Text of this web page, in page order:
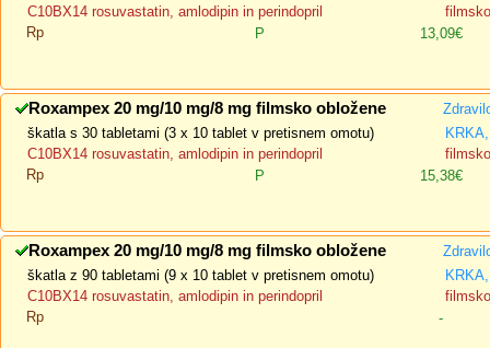
C10BX14 rosuvastatin, amlodipin in perindopril
Rp
P 13,09€
Roxampex 20 mg/10 mg/8 mg filmsko obložene
škatla s 30 tabletami (3 x 10 tablet v pretisnem omotu)
C10BX14 rosuvastatin, amlodipin in perindopril
Rp
P 15,38€
Roxampex 20 mg/10 mg/8 mg filmsko obložene
škatla z 90 tabletami (9 x 10 tablet v pretisnem omotu)
C10BX14 rosuvastatin, amlodipin in perindopril
Rp
-